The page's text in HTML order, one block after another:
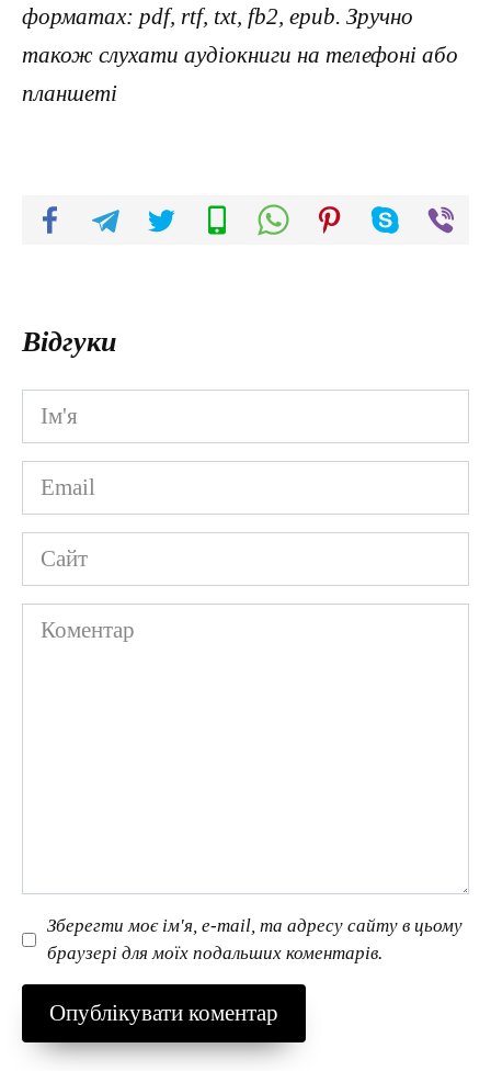
форматах: pdf, rtf, txt, fb2, epub. Зручно
також слухати аудіокниги на телефоні або
планшеті
Відгуки
Ім'я
*
Email
*
Сайт
Коментар
Зберегти моє ім'я, e-mail, та адресу сайту в цьому
браузері для моїх подальших коментарів.